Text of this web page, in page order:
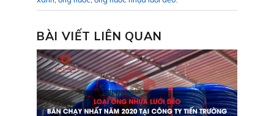
BÀI VIẾT LIÊN QUAN